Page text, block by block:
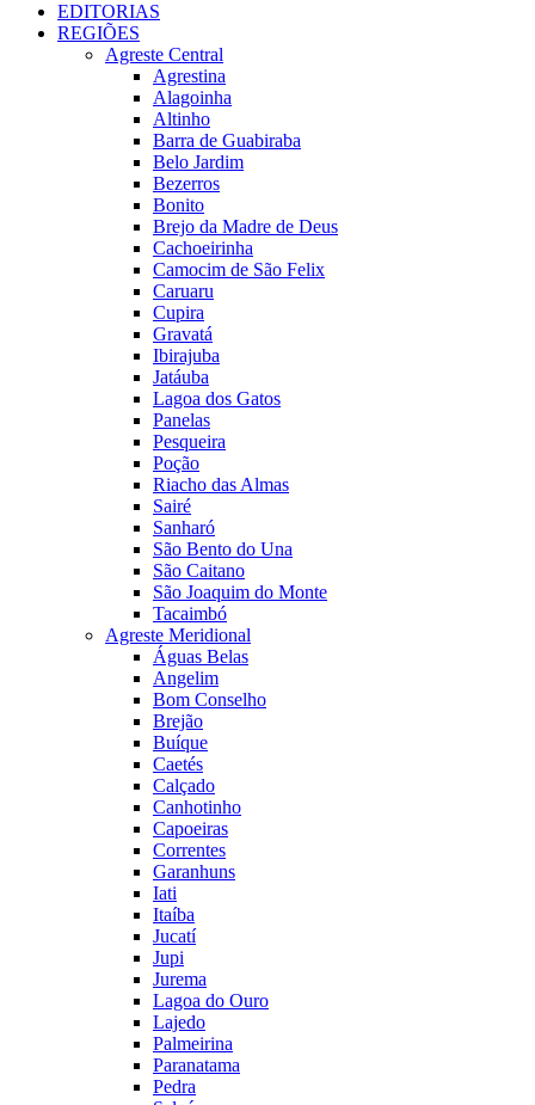
EDITORIAS
REGIÕES
Agreste Central
Agrestina
Alagoinha
Altinho
Barra de Guabiraba
Belo Jardim
Bezerros
Bonito
Brejo da Madre de Deus
Cachoeirinha
Camocim de São Felix
Caruaru
Cupira
Gravatá
Ibirajuba
Jatáuba
Lagoa dos Gatos
Panelas
Pesqueira
Poção
Riacho das Almas
Sairé
Sanharó
São Bento do Una
São Caitano
São Joaquim do Monte
Tacaimbó
Agreste Meridional
Águas Belas
Angelim
Bom Conselho
Brejão
Buíque
Caetés
Calçado
Canhotinho
Capoeiras
Correntes
Garanhuns
Iati
Itaíba
Jucatí
Jupi
Jurema
Lagoa do Ouro
Lajedo
Palmeirina
Paranatama
Pedra